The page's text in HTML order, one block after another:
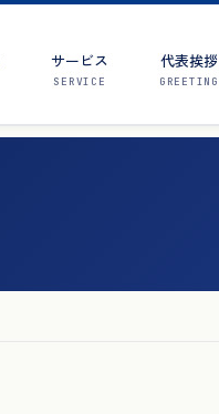
サービス
SERVICE
代表挨拶
GREETING